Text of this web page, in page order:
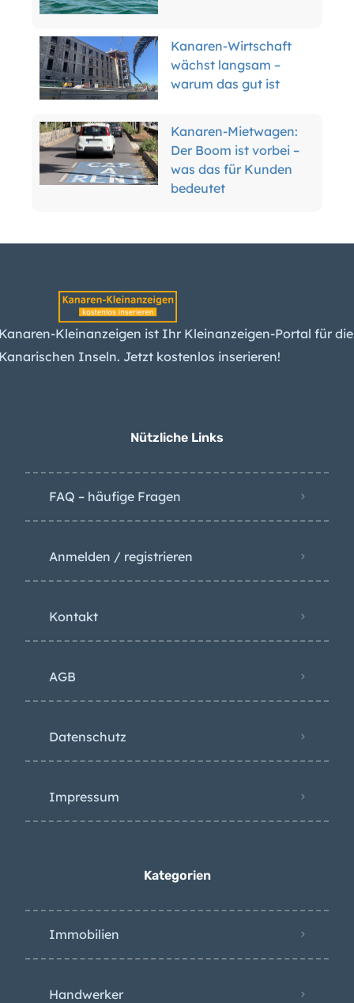
Kanaren-Wirtschaft
wächst langsam –
warum das gut ist
Kanaren-Mietwagen:
Der Boom ist vorbei –
was das für Kunden
bedeutet
erwarten spürbare
Kanaren-
Arbeitslosigkeit sinkt
weiter – das liegt
Sonnenfinsternis auf
Kleinanzeigen ist Ihr Kleinanzeigen-Portal für die
Inseln. Jetzt kostenlos inserieren!
Nützliche Links
FAQ – häufige Fragen
Anmelden / registrieren
Kontakt
AGB
Datenschutz
Impressum
Kategorien
Immobilien
Handwerker